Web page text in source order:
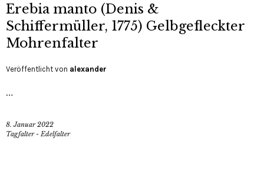
Erebia manto (Denis &
Schiffermüller, 1775) Gelbgefleckter
Mohrenfalter
Veröffentlicht von alexander
…
8. Januar 2022
Tagfalter - Edelfalter